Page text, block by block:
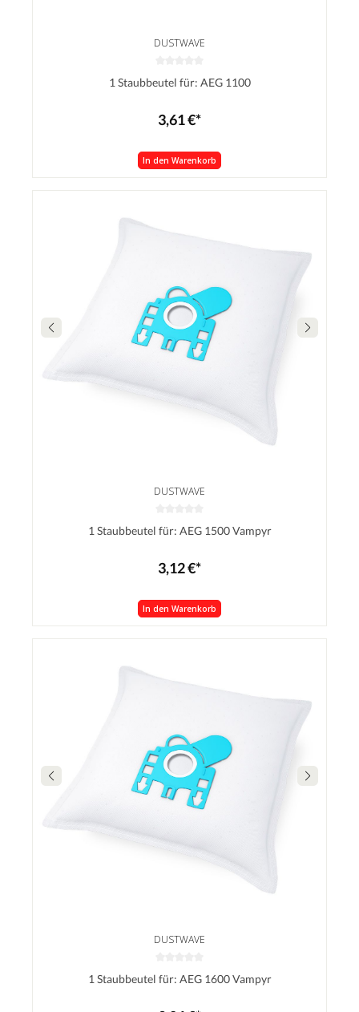
DUSTWAVE
1 Staubbeutel für: AEG 1100
3,61 €*
In den Warenkorb
DUSTWAVE
1 Staubbeutel für: AEG 1500 Vampyr
3,12 €*
In den Warenkorb
DUSTWAVE
1 Staubbeutel für: AEG 1600 Vampyr